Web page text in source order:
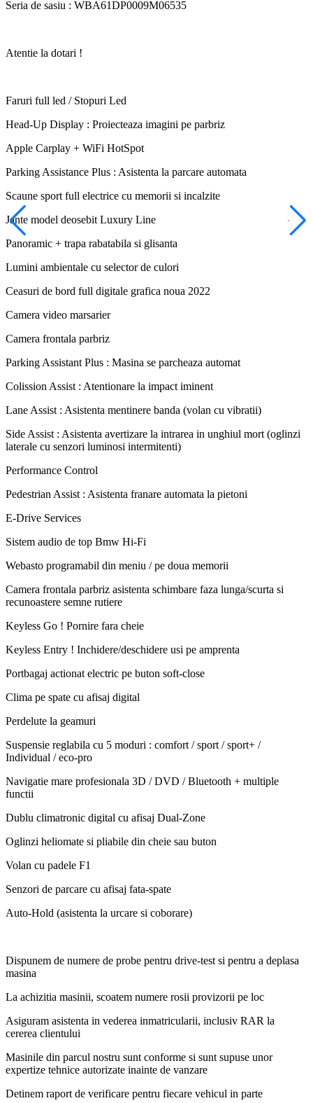
Seria de sasiu : WBA61DP0009M06535
Atentie la dotari !
Faruri full led / Stopuri Led
Head-Up Display : Proiecteaza imagini pe parbriz
Apple Carplay + WiFi HotSpot
Parking Assistance Plus : Asistenta la parcare automata
Scaune sport full electrice cu memorii si incalzite
Jante model deosebit Luxury Line
Panoramic + trapa rabatabila si glisanta
Lumini ambientale cu selector de culori
Ceasuri de bord full digitale grafica noua 2022
Camera video marsarier
Camera frontala parbriz
Parking Assistant Plus : Masina se parcheaza automat
Colission Assist : Atentionare la impact iminent
Lane Assist : Asistenta mentinere banda (volan cu vibratii)
Side Assist : Asistenta avertizare la intrarea in unghiul mort (oglinzi
laterale cu senzori luminosi intermitenti)
Performance Control
Pedestrian Assist : Asistenta franare automata la pietoni
E-Drive Services
Sistem audio de top Bmw Hi-Fi
Webasto programabil din meniu / pe doua memorii
Camera frontala parbriz asistenta schimbare faza lunga/scurta si
recunoastere semne rutiere
Keyless Go ! Pornire fara cheie
Keyless Entry ! Inchidere/deschidere usi pe amprenta
Portbagaj actionat electric pe buton soft-close
Clima pe spate cu afisaj digital
Perdelute la geamuri
Suspensie reglabila cu 5 moduri : comfort / sport / sport+ /
Individual / eco-pro
Navigatie mare profesionala 3D / DVD / Bluetooth + multiple
functii
Dublu climatronic digital cu afisaj Dual-Zone
Oglinzi heliomate si pliabile din cheie sau buton
Volan cu padele F1
Senzori de parcare cu afisaj fata-spate
Auto-Hold (asistenta la urcare si coborare)
Dispunem de numere de probe pentru drive-test si pentru a deplasa
masina
La achizitia masinii, scoatem numere rosii provizorii pe loc
Asiguram asistenta in vederea inmatricularii, inclusiv RAR la
cererea clientului
Masinile din parcul nostru sunt conforme si sunt supuse unor
expertize tehnice autorizate inainte de vanzare
Detinem raport de verificare pentru fiecare vehicul in parte